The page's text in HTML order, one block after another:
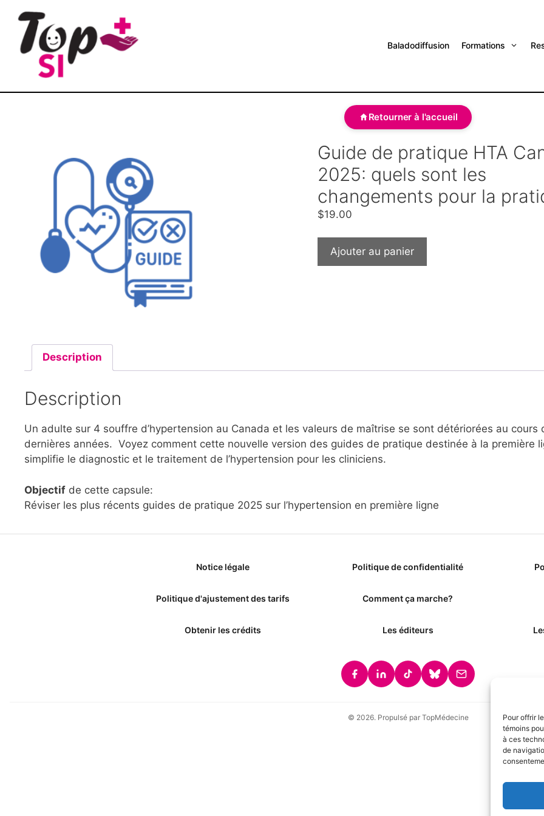
Pour offrir
témoins
à ces
de
Baladodiffusion Formations
Retourner à l'accueil
Guide de pratique HTA
2025: quels sont les
changements pour la
$19.00
Ajouter au panier
Description
Description
Un adulte sur 4 souffre d’hypertension au Canada et les valeurs de maîtrise se sont détériorées au cours
dernières années. Voyez comment cette nouvelle version des guides de pratique destinée à la première
simplifie le diagnostic et le traitement de l’hypertension pour les cliniciens.
Objectif de cette capsule:
Réviser les plus récents guides de pratique 2025 sur l’hypertension en première ligne
Notice légale Politique de confidentialité
Politique d'ajustement des tarifs Comment ça marche?
Obtenir les crédits Les éditeurs
© 2026. Propulsé par TopMédecine